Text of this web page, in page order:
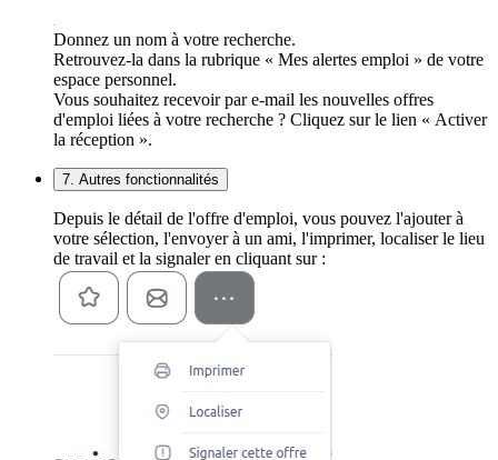
Donnez un nom à votre recherche.
Retrouvez-la dans la rubrique « Mes alertes emploi » de votre
espace personnel.
Vous souhaitez recevoir par e-mail les nouvelles offres
d'emploi liées à votre recherche ? Cliquez sur le lien « Activer
la réception ».
7. Autres fonctionnalités
Depuis le détail de l'offre d'emploi, vous pouvez l'ajouter à
votre sélection, l'envoyer à un ami, l'imprimer, localiser le lieu
de travail et la signaler en cliquant sur :